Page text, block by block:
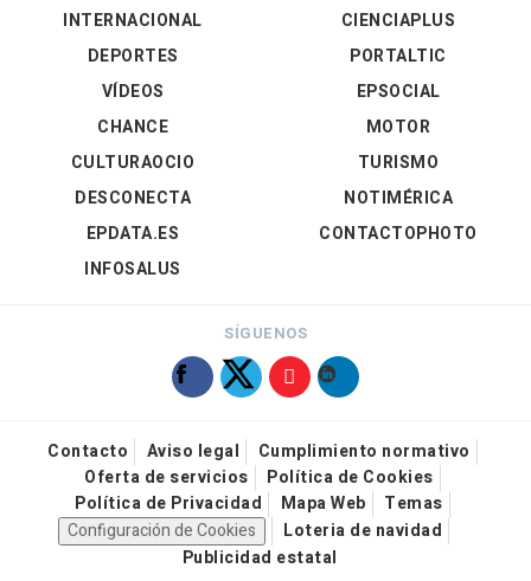
INTERNACIONAL
DEPORTES
VÍDEOS
CIENCIAPLUS
PORTALTIC
EPSOCIAL
CHANCE
CULTURAOCIO
DESCONECTA
EPDATA.ES
INFOSALUS
MOTOR
TURISMO
NOTIMÉRICA
CONTACTOPHOTO
SÍGUENOS
Contacto Aviso legal
Cumplimiento normativo
Oferta de servicios
Política de Cookies
Política de Privacidad
Mapa Web
Temas
Configuración de Cookies
Loteria de navidad
Publicidad estatal